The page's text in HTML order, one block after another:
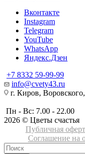
Вконтакте
Instagram
Telegram
YouTube
WhatsApp
Яндекс.Дзен
+7 8332 59-99-99
info@cvety43.ru
г. Киров,
Пн - Вс: 7.00 - 22.00
2026 © Цветы счастья
Публичная
Соглашение на